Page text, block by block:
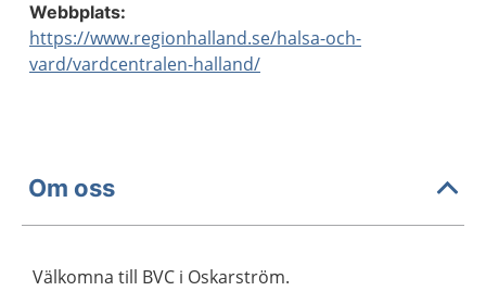
Webbplats:
https://www.regionhalland.se/halsa-och-
vard/vardcentralen-halland/
Om oss
Välkomna till BVC i Oskarström.